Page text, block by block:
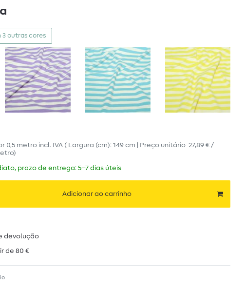
3 outras cores
0,5 metro incl. IVA ( Largura (cm): 149 cm | Preço unitário 27,89 € /
)
prazo de entrega: 5–7 dias úteis
Adicionar ao carrinho
devolução
de 80 €